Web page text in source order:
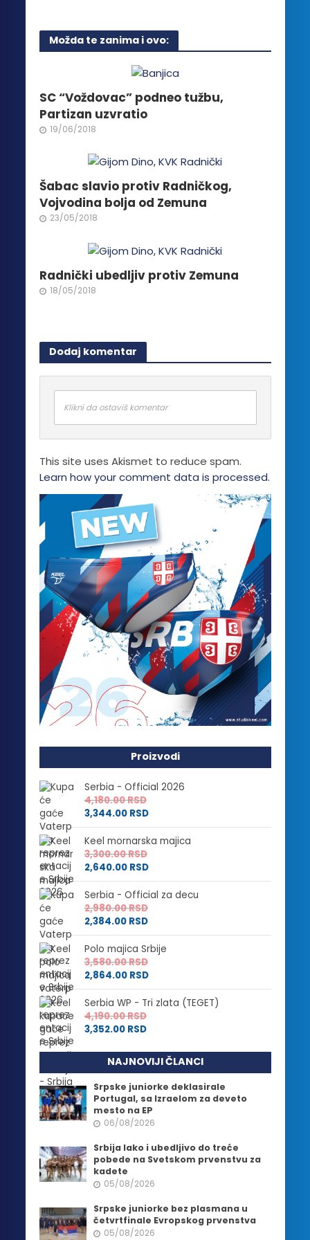
više
varijanti.
biti
izabrane
na
proizvoda.
Možda te zanima i ovo:
SC “Voždovac” podneo tužbu,
Partizan uzvratio
19/06/2018
Šabac slavio protiv Radničkog,
Vojvodina bolja od Zemuna
23/05/2018
Radnički ubedljiv protiv Zemuna
18/05/2018
Dodaj komentar
Klikni da ostaviš komentar
This site uses Akismet to reduce spam.
Learn how your comment data is processed.
Proizvodi
Serbia - Official 2026
4,180.00RSD
3,344.00 RSD
Keel mornarska majica
3,300.00RSD
2,640.00 RSD
Serbia - Official za decu
2,980.00RSD
2,384.00 RSD
Polo majica Srbije
3,580.00RSD
2,864.00 RSD
Serbia WP - Tri zlata (TEGET)
4,190.00RSD
3,352.00 RSD
NAJNOVIJI ČLANCI
Srpske juniorke deklasirale
Portugal, sa Izraelom za deveto
mesto na EP
06/08/2026
Srbija lako i ubedljivo do treće
pobede na Svetskom prvenstvu za
kadete
05/08/2026
Srpske juniorke bez plasmana u
četvrtfinale Evropskog prvenstva
05/08/2026